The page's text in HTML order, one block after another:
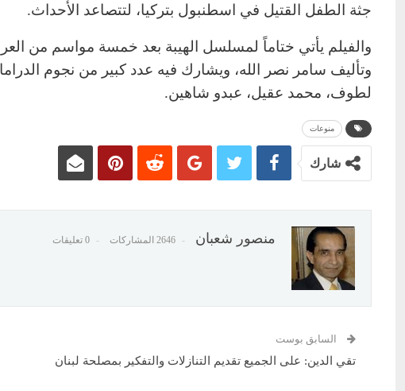
جثة الطفل القتيل في اسطنبول بتركيا، لتتصاعد الأحداث.
والفيلم يأتي ختاماً لمسلسل الهيبة بعد خمسة مواسم من
وتأليف سامر نصر الله​، ويشارك فيه عدد كبير من نجوم
لطوف، محمد عقيل، عبدو شاهين.
منوعات
شارك
منصور شعبان 2646 المشاركات 0 تعليقات
السابق بوست
تقي الدين: ‏على الجميع تقديم التنازلات والتفكير بمصلحة لبنان